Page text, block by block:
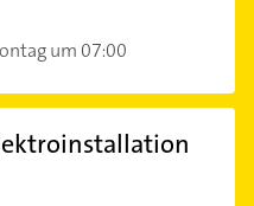
um 07:00